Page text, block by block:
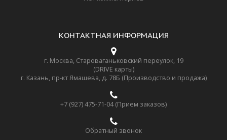
КОНТАКТНАЯ ИНФОРМАЦИЯ
г. Москва, Староваганьковский переулок, 19
(DRIVE карты)
г. Казань, пр-кт Ямашева, д. 78Б (Производство и продажа)
+7 (927) 475-71-04 (Прием заказов)
Обратный звонок